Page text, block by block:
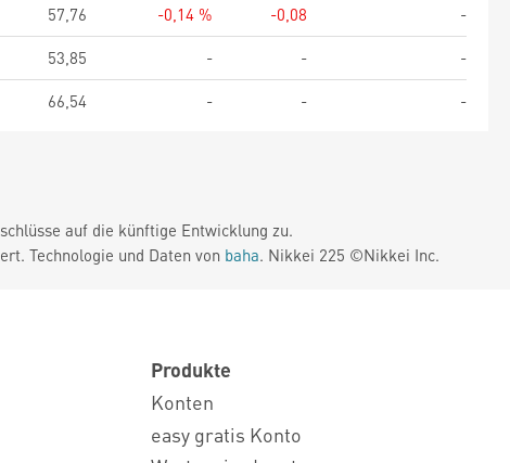
57,76 -0,14 % -0,08
-
53,85 - -
-
66,54 - - -
auf die künftige Entwicklung zu.
Technologie und Daten von baha. Nikkei 225 ©Nikkei Inc.
Produkte
Konten
easy gratis Konto